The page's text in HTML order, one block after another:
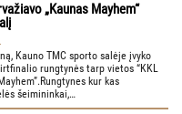
„Kaunas Mayhem“
Kauno TMC sporto salėje įvyko
rungtynės tarp vietos “KKL
kur kas
šeimininkai,…